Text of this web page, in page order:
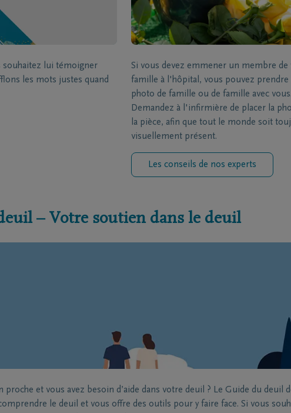
souhaitez lui témoigner
les mots justes quand
Si vous devez emmener un membre de
famille à l'hôpital, vous pouvez prendre
photo de famille ou de famille avec vous.
Demandez à l'infirmière de placer la
la pièce, afin que tout le monde soit
visuellement présent.
Les conseils de nos experts
– Votre soutien dans le deuil
proche et vous avez besoin d’aide dans votre deuil ? Le Guide du deuil
le deuil et vous offre des outils pour y faire face. Si vous